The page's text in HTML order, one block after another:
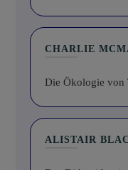
CHARLIE
Die Ökologie von
ALISTAIR